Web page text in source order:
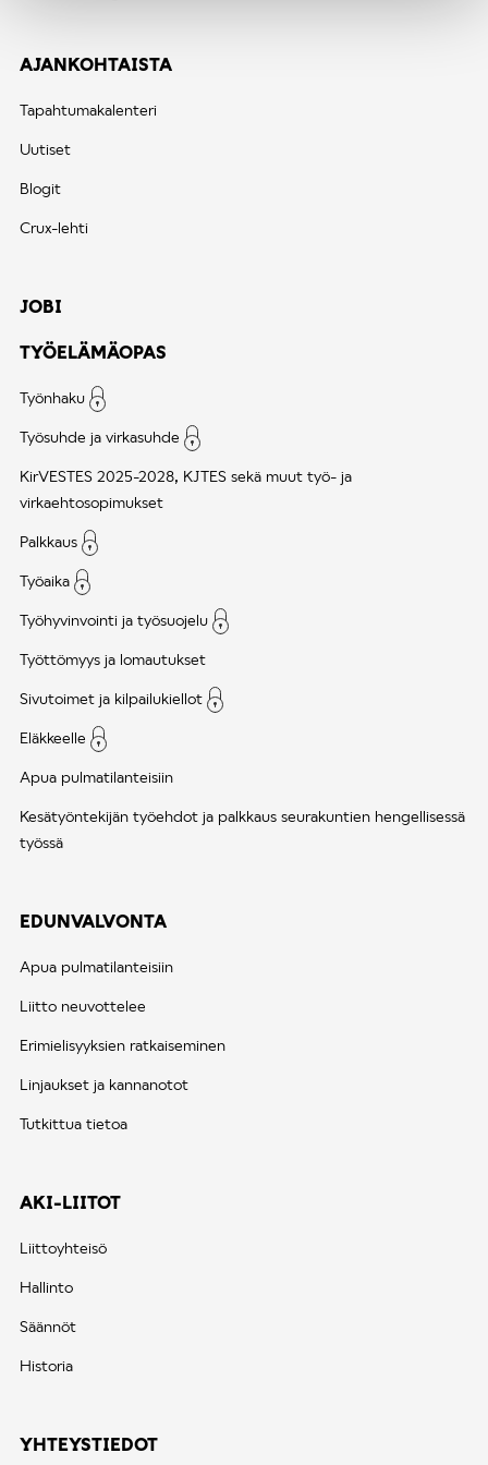
AJANKOHTAISTA
Tapahtumakalenteri
Uutiset
Blogit
Crux-lehti
JOBI
TYÖELÄMÄOPAS
Työnhaku
Työsuhde ja virkasuhde
KirVESTES 2025-2028, KJTES sekä muut työ- ja
virkaehtosopimukset
Palkkaus
Työaika
Työhyvinvointi ja työsuojelu
Työttömyys ja lomautukset
Sivutoimet ja kilpailukiellot
Eläkkeelle
Apua pulmatilanteisiin
Kesätyöntekijän työehdot ja palkkaus seurakuntien hengellisessä
työssä
EDUNVALVONTA
Apua pulmatilanteisiin
Liitto neuvottelee
Erimielisyyksien ratkaiseminen
Linjaukset ja kannanotot
Tutkittua tietoa
AKI-LIITOT
Liittoyhteisö
Hallinto
Säännöt
Historia
YHTEYSTIEDOT